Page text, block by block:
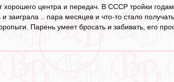
хорошего центра и передач. В СССР тройки
и заиграла .. пара месяцев и что-то стало
Парень умеет бросать и забивать, его